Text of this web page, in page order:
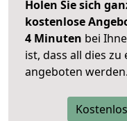
Holen Sie sich
kostenlose
4 Minuten bei
ist, dass all dies
angeboten werden.